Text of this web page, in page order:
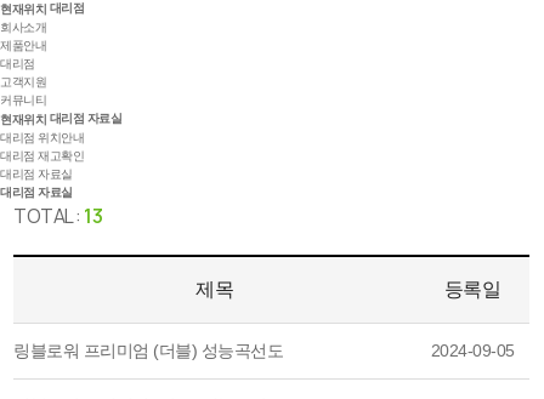
현재위치 대리점
회사소개
제품안내
대리점
고객지원
커뮤니티
현재위치 대리점 자료실
대리점 위치안내
대리점 재고확인
대리점 자료실
대리점 자료실
TOTAL : 13
제목 등록일
링블로워 프리미엄 (더블) 성능곡선도 2024-09-05